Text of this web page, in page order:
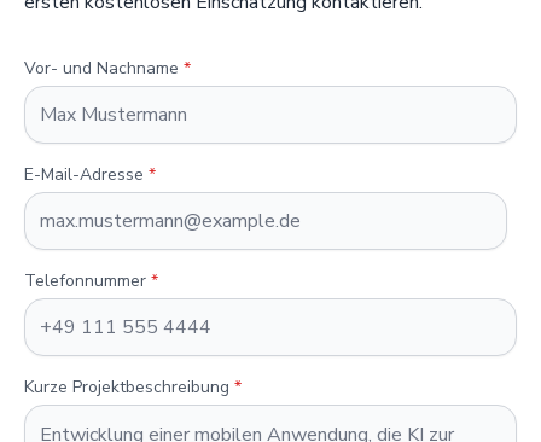
Vor- und Nachname *
E-Mail-Adresse *
Telefonnummer *
Kurze Projektbeschreibung *